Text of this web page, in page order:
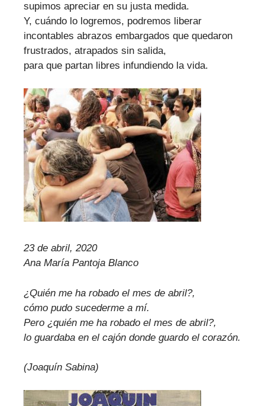
supimos apreciar en su justa medida.
Y, cuándo lo logremos, podremos liberar
incontables abrazos embargados que quedaron
frustrados, atrapados sin salida,
para que partan libres infundiendo la vida.
23 de abril, 2020
Ana María Pantoja Blanco
¿Quién me ha robado el mes de abril?,
cómo pudo sucederme a mí.
Pero ¿quién me ha robado el mes de abril?,
lo guardaba en el cajón donde guardo el corazón.
(Joaquín Sabina)